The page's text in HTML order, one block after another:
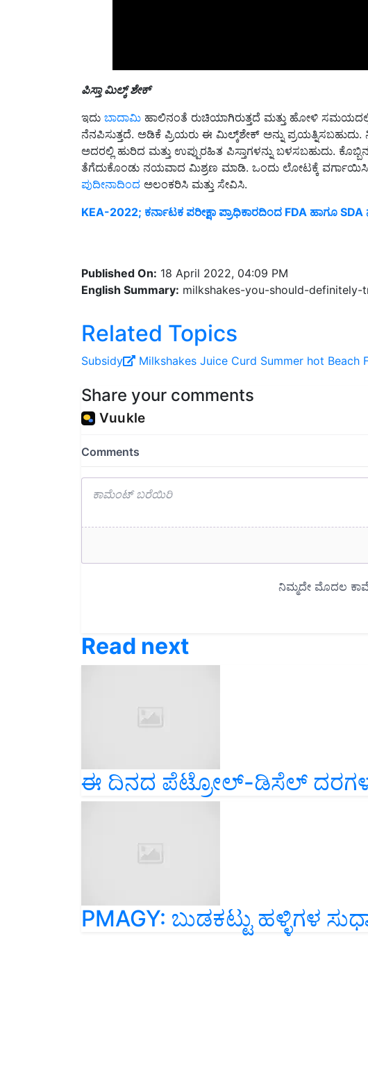
ಪಿಸ್ತಾ ಮಿಲ್ಕ್ ಶೇಕ್
ಇದು
ಬಾದಾಮಿ
ನೆನಪಿಸುತ್ತದೆ. ಅಡಿಕೆ ಪ್ರಿಯರು ಈ ಮಿಲ್ಕ್‌ಶೇಕ್ ಅನ್ನು ಪ್ರಯತ್ನಿಸಬಹುದು.
ಅದರಲ್ಲಿ ಹುರಿದ ಮತ್ತು ಉಪ್ಪುರಹಿತ ಪಿಸ್ತಾಗಳನ್ನು ಬಳಸಬಹುದು. ಕೊಬ್ಬಿನ
ತೆಗೆದುಕೊಂಡು ನಯವಾದ ಮಿಶ್ರಣ ಮಾಡಿ. ಒಂದು ಲೋಟಕ್ಕೆ ವರ್ಗಾಯಿಸಿ,
ಪುದೀನಾದಿಂದ ಅಲಂಕರಿಸಿ ಮತ್ತು ಸೇವಿಸಿ.
KEA-2022; ಕರ್ನಾಟಕ ಪರೀಕ್ಷಾ ಪ್ರಾಧಿಕಾರದಿಂದ FDA ಹಾಗೂ
English Summary:milkshakes-you-should-definitely-
Related Topics
Subsidy Milkshakes Juice Curd
ಈ ದಿನದ ಪೆಟ್ರೋಲ್-ಡಿಸೆಲ್
PMAGY: ಬುಡಕಟ್ಟು ಹಳ್ಳಿಗಳ